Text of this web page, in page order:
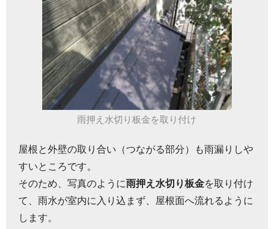
雨押え水切り板金を取り付け
屋根と外壁の取り合い（つながる部分）も雨漏りしや
すいところです。
そのため、写真のように雨押え水切り板金を取り付け
て、雨水が室内に入り込まず、屋根面へ流れるように
します。